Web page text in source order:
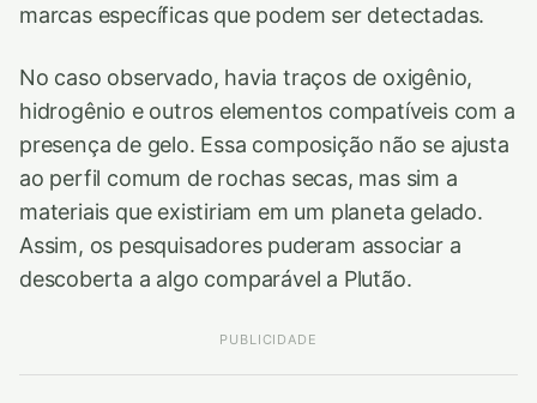
marcas específicas que podem ser detectadas.
No caso observado, havia traços de oxigênio,
hidrogênio e outros elementos compatíveis com a
presença de gelo. Essa composição não se ajusta
ao perfil comum de rochas secas, mas sim a
materiais que existiriam em um planeta gelado.
Assim, os pesquisadores puderam associar a
descoberta a algo comparável a Plutão.
PUBLICIDADE